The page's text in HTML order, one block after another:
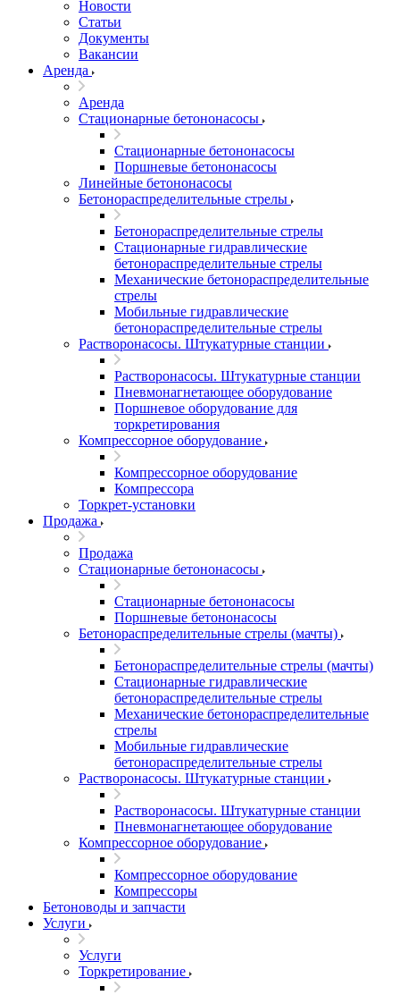
Новости
Статьи
Документы
Вакансии
Аренда
Аренда
Стационарные бетононасосы
Стационарные бетононасосы
Поршневые бетононасосы
Линейные бетононасосы
Бетонораспределительные стрелы
Бетонораспределительные стрелы
Стационарные гидравлические
бетонораспределительные стрелы
Механические бетонораспределительные
стрелы
Мобильные гидравлические
бетонораспределительные стрелы
Растворонасосы. Штукатурные станции
Растворонасосы. Штукатурные станции
Пневмонагнетающее оборудование
Поршневое оборудование для
торкретирования
Компрессорное оборудование
Компрессорное оборудование
Компрессора
Торкрет-установки
Продажа
Продажа
Стационарные бетононасосы
Стационарные бетононасосы
Поршневые бетононасосы
Бетонораспределительные стрелы (мачты)
Бетонораспределительные стрелы (мачты)
Стационарные гидравлические
бетонораспределительные стрелы
Механические бетонораспределительные
стрелы
Мобильные гидравлические
бетонораспределительные стрелы
Растворонасосы. Штукатурные станции
Растворонасосы. Штукатурные станции
Пневмонагнетающее оборудование
Компрессорное оборудование
Компрессорное оборудование
Компрессоры
Бетоноводы и запчасти
Услуги
Услуги
Торкретирование